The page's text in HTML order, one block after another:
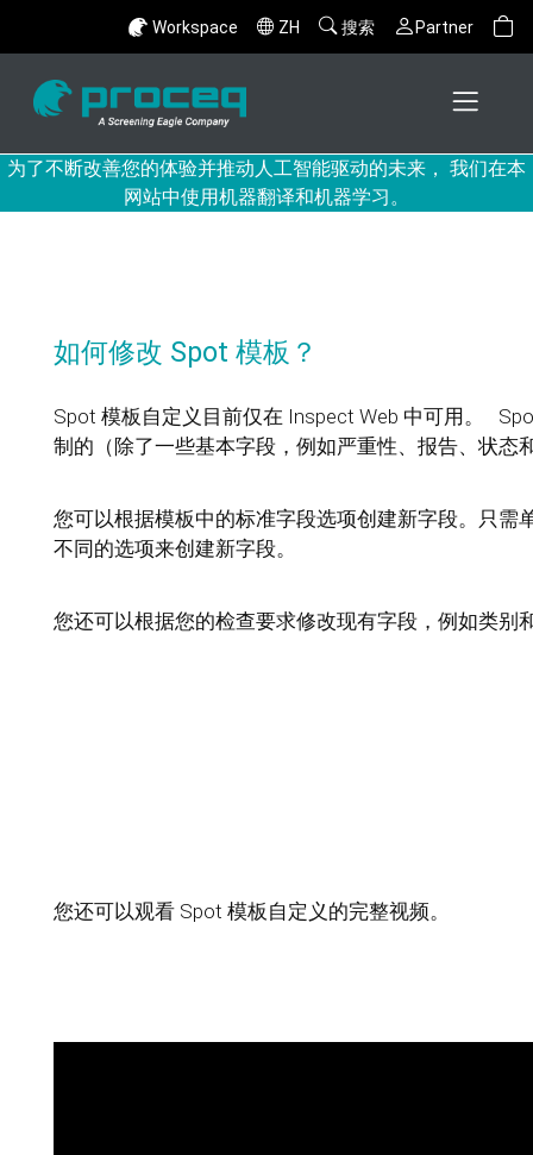
Workspace ZH 搜索 Partner
为了不断改善您的体验并推动人工智能驱动的未来， 我们在本
网站中使用机器翻译和机器学习。
如何修改 Spot 模板？
Spot 模板自定义目前仅在 Inspect Web 中可用。
制的（除了一些基本字段，例如严重性、报告、状态
您可以根据模板中的标准字段选项创建新字段。只需
不同的选项来创建新字段。
您还可以根据您的检查要求修改现有字段，例如类别
您还可以观看 Spot 模板自定义的完整视频。